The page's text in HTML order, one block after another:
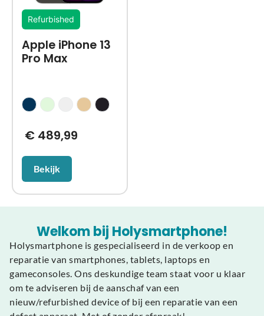
Refurbished
Apple iPhone 13
Pro Max
€489,99
Bekijk
Welkom bij Holysmartphone!
Holysmartphone is gespecialiseerd in de verkoop en
reparatie van smartphones, tablets, laptops en
gameconsoles. Ons deskundige team staat voor u klaar
om te adviseren bij de aanschaf van een
nieuw/refurbished device of bij een reparatie van een